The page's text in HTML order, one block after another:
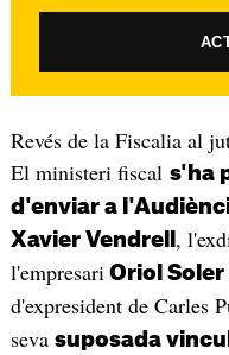
Revés de la Fiscalia al
El ministeri fiscal s'ha
d'enviar a
Xavier Vendrell ,
l'empresari Oriol Soler
d'expresident de Carles
seva suposada